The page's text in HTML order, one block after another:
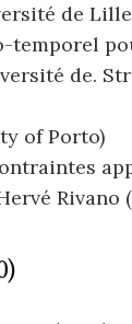
de
temporel
de.
of Porto)
Rivano